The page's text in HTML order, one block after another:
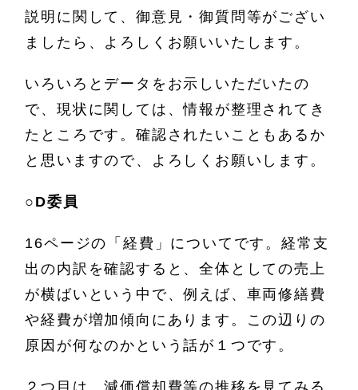
説明に関して、御意見・御質問等がござい
ましたら、よろしくお願いいたします。
いろいろとデータをお示しいただいたの
で、現状に関しては、情報が整理されてき
たところです。確認されたいこともあるか
と思いますので、よろしくお願いします。
○ D委員
16ページの「経費」についてです。経常支
出の内訳を確認すると、全体としての売上
が横ばいという中で、例えば、車両修繕費
や経費が増加傾向にあります。この辺りの
原因が何なのかという話が１つです。
２つ目は、減価償却費等の推移を見てみる